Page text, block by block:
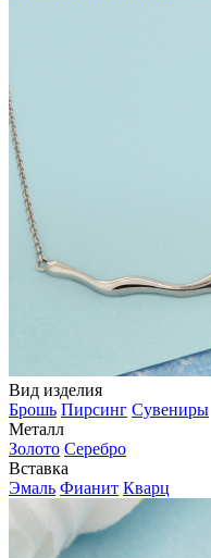
Вид изделия
Брошь Пирсинг Сувениры
Металл
Золото Серебро
Вставка
Эмаль Фианит Кварц